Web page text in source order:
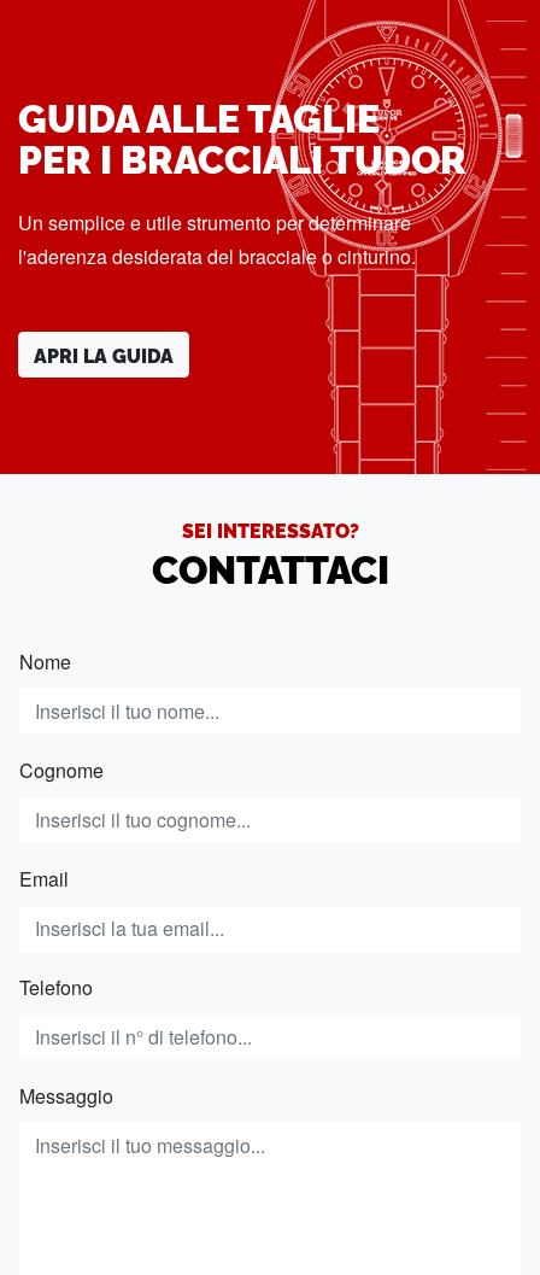
GUIDA ALLE TAGLIE
PER I BRACCIALI TUDOR
Un semplice e utile strumento per determinare
l'aderenza desiderata del bracciale o cinturino.
APRI LA GUIDA
SEI INTERESSATO?
CONTATTACI
Nome
Cognome
Email
Telefono
Messaggio